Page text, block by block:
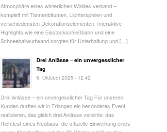
Atmosphäre eines winterlichen Waldes verband –
komplett mit Tannenbäumen, Lichterspielen und
verschiedensten Dekorationselementen. Interaktive
Highlights wie eine Eisstockschießbahn und eine
Schneeballwurfwand sorgten für Unterhaltung und […]
Drei Anlässe – ein unvergesslicher
Tag
6. Oktober 2025 - 12:42
Drei Anlässe – ein unvergesslicher Tag Für unseren
Kunden durften wir in Erlangen ein besonderes Event
realisieren, das gleich drei Anlässe vereinte: das
Richtfest eines Neubaus, die offizielle Einweihung eines